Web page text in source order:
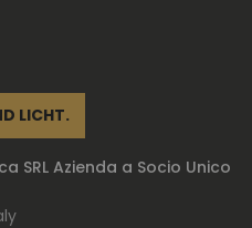
LICHT.
SRL Azienda a Socio Unico